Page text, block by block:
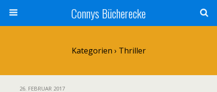
Connys Bücherecke
Kategorien › Thriller
26. FEBRUAR 2017